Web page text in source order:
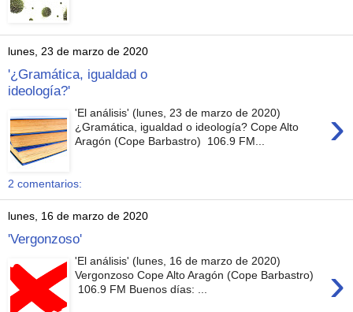
lunes, 23 de marzo de 2020
'¿Gramática, igualdad o
ideología?'
›
'El análisis' (lunes, 23 de marzo de 2020)
¿Gramática, igualdad o ideología? Cope Alto
Aragón (Cope Barbastro) 106.9 FM...
2 comentarios:
lunes, 16 de marzo de 2020
'Vergonzoso'
›
'El análisis' (lunes, 16 de marzo de 2020)
Vergonzoso Cope Alto Aragón (Cope Barbastro)
106.9 FM Buenos días: ...